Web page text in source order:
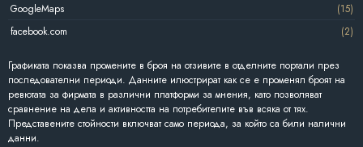
GoogleMaps
(15)
facebook.com
(2)
Графиката показва промените в броя на отзивите в отделните портали през
последователни периоди. Данните илюстрират как се е променял броят на
ревютата за фирмата в различни платформи за мнения, като позволяват
сравнение на дела и активността на потребителите във всяка от тях.
Представените стойности включват само периода, за който са били налични
данни.